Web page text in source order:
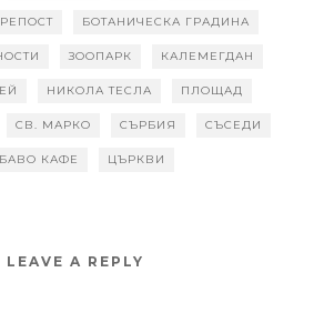
БОТАНИЧЕСКА ГРАДИНА
ЗООПАРК КАЛЕМЕГДАН
НИКОЛА ТЕСЛА ПЛОЩАД
СВ. МАРКО СЪРБИЯ СЪСЕДИ
КАФЕ ЦЪРКВИ
LEAVE A REPLY